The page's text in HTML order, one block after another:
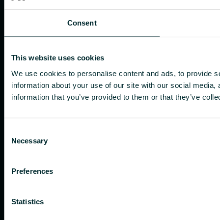
Consent
This website uses cookies
We use cookies to personalise content and ads, to provide
information about your use of our site with our social
information that you’ve provided to them or that they’ve
Selection
Necessary
Preferences
Statistics